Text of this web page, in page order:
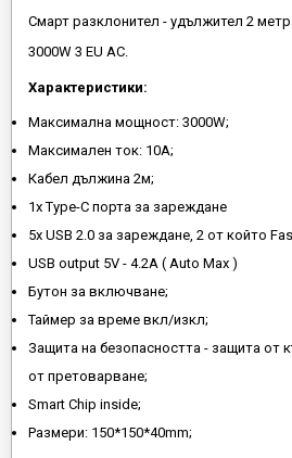
Смарт разклонител - удължител 2
3000W 3 EU AC.
Характеристики:
Максимална мощност: 3000W;
Максимален ток: 10А;
Кабел дължина 2м;
1х Type-C порта за зареждане
5х USB 2.0 за зареждане, 2 от който
USB output 5V - 4.2A ( Auto Max )
Бутон за включване;
Таймер за време вкл/изкл;
Защита на безопасността - защита от
от претоварване;
Smart Chip inside;
Размери: 150*150*40mm;